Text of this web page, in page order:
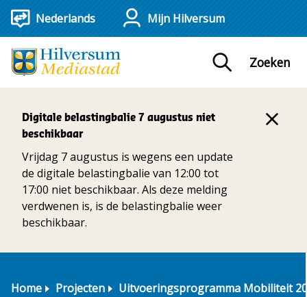
Mijn Hilversum
Zoeken
Digitale belastingbalie 7 augustus niet
beschikbaar
Vrijdag 7 augustus is wegens een update
de digitale belastingbalie van 12:00 tot
17:00 niet beschikbaar. Als deze melding
verdwenen is, is de belastingbalie weer
beschikbaar.
Home Projecten Uitvoeringsprogramma Mobiliteit